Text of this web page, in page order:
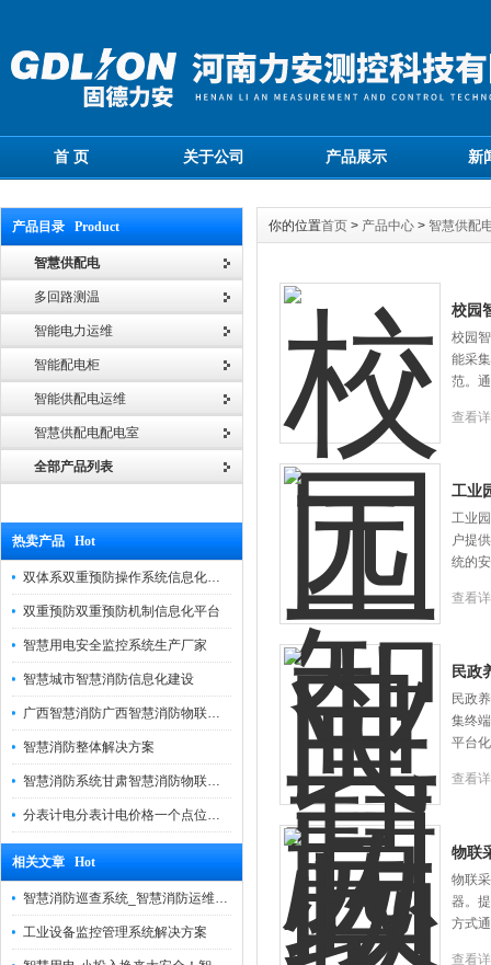
首 页 关于公司 产品展示 新
产品目录 Product
智慧供配电
多回路测温
智能电力运维
智能配电柜
智能供配电运维
智慧供配电配电室
全部产品列表
热卖产品 Hot
双体系双重预防操作系统信息化管理平台
双重预防双重预防机制信息化平台
智慧用电安全监控系统生产厂家
智慧城市智慧消防信息化建设
广西智慧消防广西智慧消防物联网远程监控系统
智慧消防整体解决方案
智慧消防系统甘肃智慧消防物联网系统云平台
分表计电分表计电价格一个点位多少钱
相关文章 Hot
智慧消防巡查系统_智慧消防运维系统
工业设备监控管理系统解决方案
你的位置首页 > 产品中心 > 智慧供配
校园
校园
能采
范。
查看
工业
工业
户提
统的
查看
民政
民政
集终
平台
查看
物联
物联
器。
方式
查看